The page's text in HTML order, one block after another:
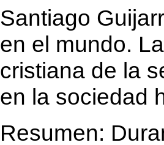
Santiago
en el mundo.
cristiana de la
en la sociedad
Resumen: